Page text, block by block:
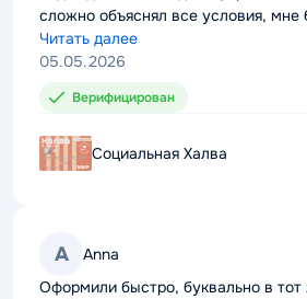
сложно объяснял все условия, мне
разобраться
Читать далее
05.05.2026
Верифицирован
Социальная Халва
A Anna
Оформили быстро, буквально в
сложно объяснял все условия, мне
разобраться
Читать далее
05.05.2026
Верифицирован
Социальная Халва
A Anna
Оформили быстро, буквально в